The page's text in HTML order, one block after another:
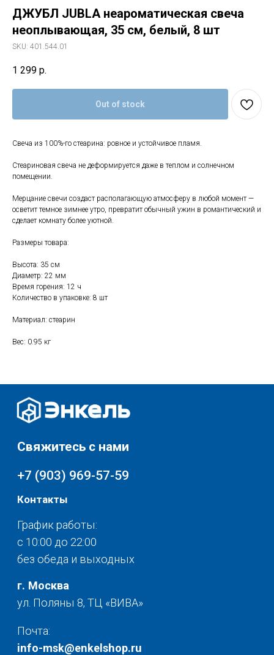
ДЖУБЛ JUBLA неароматическая свеча
неоплывающая, 35 см, белый, 8 шт
SKU: 401.544.01
1 299 р.
Out of stock
Свеча из 100%-го стеарина: ровное и устойчивое пламя.
Стеариновая свеча не деформируется даже в теплом и солнечном
помещении.
Мерцание свечи создаст располагающую атмосферу в любой момент —
осветит темное зимнее утро, превратит обычный ужин в романтический и
сделает комнату более уютной.
Размеры товара:
Высота: 35 см
Диаметр: 22 мм
Время горения: 12 ч
Количество в упаковке: 8 шт
Материал: стеарин
Вес: 0.95 кг
Хранение и порядок
Разное
Доставка и оплата
График работы:
с 10:00 до 22:00
без обеда и выходных
+7 (903) 969-57-59
Почта:
г. Москва
ул. Поляны 8, ТЦ «ВИВА»
© 2025 - Интернет-магазин Enkelshop.ru